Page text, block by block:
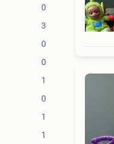
0
3
0
0
1
0
1
1